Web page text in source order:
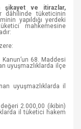
şikayet ve itirazlar,
dâhilinde tüketicinin
yapıldığı yerdeki
mahkemesine
Kanun’un 68. Maddesi
uyuşmazlıklarda ilçe
uyuşmazlıklarda il
2.000,00 (ikibin)
il tüketici hakem